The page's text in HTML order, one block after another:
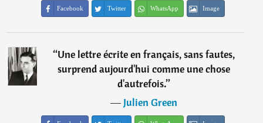
Facebook Twitter WhatsApp Image
“Une lettre écrite en français, sans fautes,
surprend aujourd'hui comme une chose
d'autrefois.”
―Julien Green